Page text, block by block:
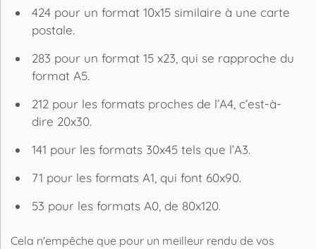
424 pour un format 10x15 similaire à une carte
postale.
283 pour un format 15 x23, qui se rapproche du
format A5.
212 pour les formats proches de l’A4, c’est-à-
dire 20x30.
141 pour les formats 30x45 tels que l’A3.
71 pour les formats A1, qui font 60x90.
53 pour les formats A0, de 80x120.
Cela n'empêche que pour un meilleur rendu de vos